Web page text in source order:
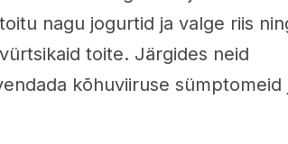
nagu jogurtid ja valge riis
toite. Järgides neid
kõhuviiruse sümptomeid